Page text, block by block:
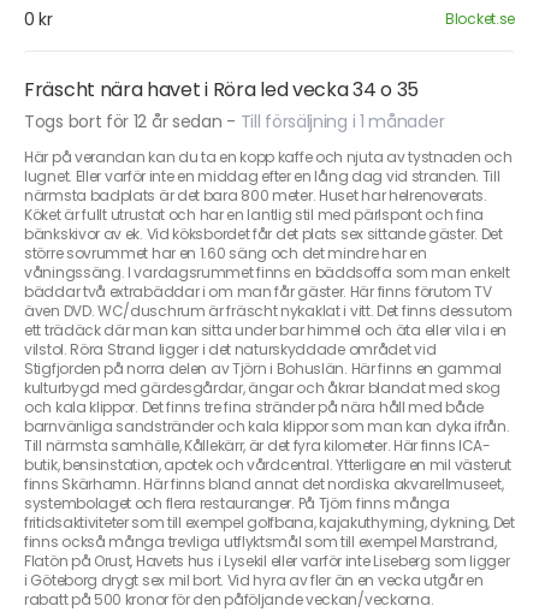
0 kr Blocket.se
Fräscht nära havet i Röra led vecka 34 o 35
Togs bort för 12 år sedan - Till försäljning i 1 månader
Här på verandan kan du ta en kopp kaffe och njuta av tystnaden och
lugnet. Eller varför inte en middag efter en lång dag vid stranden. Till
närmsta badplats är det bara 800 meter. Huset har helrenoverats.
Köket är fullt utrustat och har en lantlig stil med pärlspont och fina
bänkskivor av ek. Vid köksbordet får det plats sex sittande gäster. Det
större sovrummet har en 1.60 säng och det mindre har en
våningssäng. I vardagsrummet finns en bäddsoffa som man enkelt
bäddar två extrabäddar i om man får gäster. Här finns förutom TV
även DVD. WC/duschrum är fräscht nykaklat i vitt. Det finns dessutom
ett trädäck där man kan sitta under bar himmel och äta eller vila i en
vilstol. Röra Strand ligger i det naturskyddade området vid
Stigfjorden på norra delen av Tjörn i Bohuslän. Här finns en gammal
kulturbygd med gärdesgårdar, ängar och åkrar blandat med skog
och kala klippor. Det finns tre fina stränder på nära håll med både
barnvänliga sandstränder och kala klippor som man kan dyka ifrån.
Till närmsta samhälle, Kållekärr, är det fyra kilometer. Här finns ICA-
butik, bensinstation, apotek och vårdcentral. Ytterligare en mil västerut
finns Skärhamn. Här finns bland annat det nordiska akvarellmuseet,
systembolaget och flera restauranger. På Tjörn finns många
fritidsaktiviteter som till exempel golfbana, kajakuthyrning, dykning, Det
finns också många trevliga utflyktsmål som till exempel Marstrand,
Flatön på Orust, Havets hus i Lysekil eller varför inte Liseberg som ligger
i Göteborg drygt sex mil bort. Vid hyra av fler än en vecka utgår en
rabatt på 500 kronor för den påföljande veckan/veckorna.